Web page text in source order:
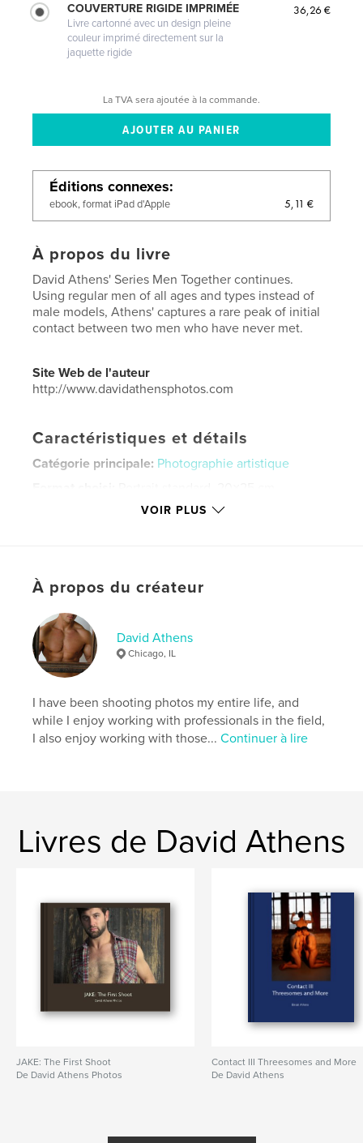
COUVERTURE RIGIDE IMPRIMÉE
Livre cartonné avec un design pleine
couleur imprimé directement sur la
jaquette rigide
36,26 €
La TVA sera ajoutée à la commande.
Éditions connexes
ebook, format iPad d'Apple 5,11 €
À propos du livre
David Athens' Series Men Together continues.
Using regular men of all ages and types instead of
male models, Athens' captures a rare peak of initial
contact between two men who have never met.
Site Web de l'auteur
http://www.davidathensphotos.com
Caractéristiques et détails
Catégorie principale: Photographie artistique
LangueEnglish
Mots-clés
nudes , fine art , nude men
gay
VOIR PLUS
À propos du créateur
David Athens
Chicago, IL
I have been shooting photos my entire life, and
while I enjoy working with professionals in the field,
I also enjoy working with those...Continuer à lire
Livres de David Athens
JAKE: The First Shoot
De David Athens Photos
Contact III Threesomes and More
De David Athens